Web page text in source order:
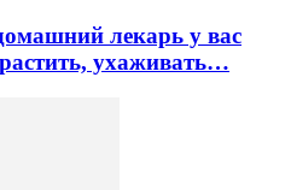
лекарь у вас
ухаживать…